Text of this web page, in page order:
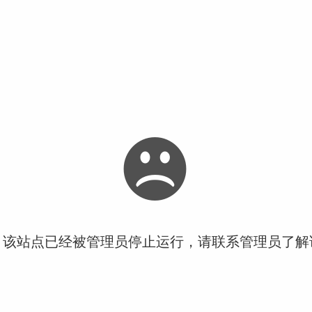
站点已经被管理员停止运行，请联系管理员了